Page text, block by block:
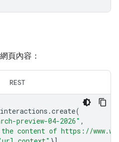
頁內容：
REST
interactions .create(
preview-04-2026" ,
the content of https://